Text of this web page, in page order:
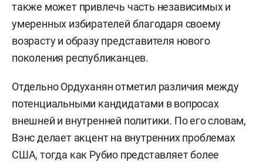
также может привлечь часть независимых и
умеренных избирателей благодаря своему
возрасту и образу представителя нового
поколения республиканцев.
Отдельно Ордуханян отметил различия между
потенциальными кандидатами в вопросах
внешней и внутренней политики. По его словам,
Вэнс делает акцент на внутренних проблемах
США, тогда как Рубио представляет более